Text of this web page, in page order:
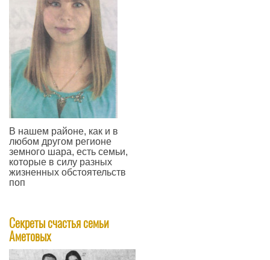
В нашем районе, как и в
любом другом регионе
земного шара, есть семьи,
которые в силу разных
жизненных обстоятельств
поп
Секреты счастья семьи
Аметовых